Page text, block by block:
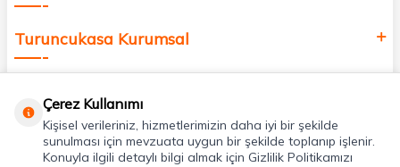
Turuncukasa Kurumsal
Uygulamalarımız
Çerez Kullanımı
Kişisel verileriniz, hizmetlerimizin daha iyi bir şekilde
sunulması için mevzuata uygun bir şekilde toplanıp işlenir.
Konuyla ilgili detaylı bilgi almak için Gizlilik Politikamızı